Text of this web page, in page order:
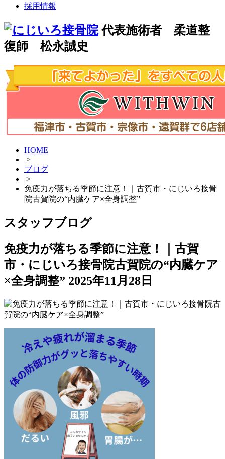
採用情報
代表施術者 柔道整
復師 松永誠史
HOME
>
ブログ
>
免疫力が落ちる季節に注意！｜古賀市・にじいろ接骨
院古賀院の“内臓ケア×全身調整”
スタッフブログ
免疫力が落ちる季節に注意！｜古賀
市・にじいろ接骨院古賀院の“内臓ケア
×全身調整” 2025年11月28日